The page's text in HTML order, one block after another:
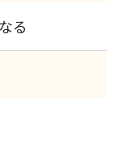
る